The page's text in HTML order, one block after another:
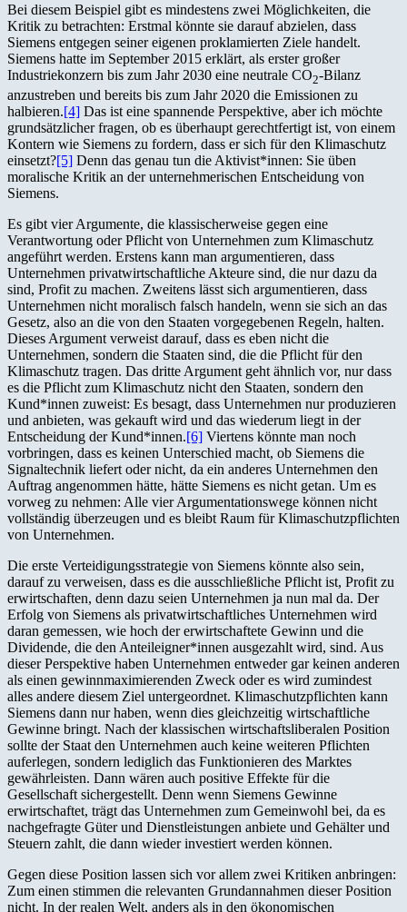
Bei diesem Beispiel gibt es mindestens zwei Möglichkeiten, die
Kritik zu betrachten: Erstmal könnte sie darauf abzielen, dass
Siemens entgegen seiner eigenen proklamierten Ziele handelt.
Siemens hatte im September 2015 erklärt, als erster großer
Industriekonzern bis zum Jahr 2030 eine neutrale CO2-Bilanz
anzustreben und bereits bis zum Jahr 2020 die Emissionen zu
halbieren.[4] Das ist eine spannende Perspektive, aber ich möchte
grundsätzlicher fragen, ob es überhaupt gerechtfertigt ist, von einem
Kontern wie Siemens zu fordern, dass er sich für den Klimaschutz
einsetzt?[5] Denn das genau tun die Aktivist*innen: Sie üben
moralische Kritik an der unternehmerischen Entscheidung von
Siemens.
Es gibt vier Argumente, die klassischerweise gegen eine
Verantwortung oder Pflicht von Unternehmen zum Klimaschutz
angeführt werden. Erstens kann man argumentieren, dass
Unternehmen privatwirtschaftliche Akteure sind, die nur dazu da
sind, Profit zu machen. Zweitens lässt sich argumentieren, dass
Unternehmen nicht moralisch falsch handeln, wenn sie sich an das
Gesetz, also an die von den Staaten vorgegebenen Regeln, halten.
Dieses Argument verweist darauf, dass es eben nicht die
Unternehmen, sondern die Staaten sind, die die Pflicht für den
Klimaschutz tragen. Das dritte Argument geht ähnlich vor, nur dass
es die Pflicht zum Klimaschutz nicht den Staaten, sondern den
Kund*innen zuweist: Es besagt, dass Unternehmen nur produzieren
und anbieten, was gekauft wird und das wiederum liegt in der
Entscheidung der Kund*innen.[6] Viertens könnte man noch
vorbringen, dass es keinen Unterschied macht, ob Siemens die
Signaltechnik liefert oder nicht, da ein anderes Unternehmen den
Auftrag angenommen hätte, hätte Siemens es nicht getan. Um es
vorweg zu nehmen: Alle vier Argumentationswege können nicht
vollständig überzeugen und es bleibt Raum für Klimaschutzpflichten
von Unternehmen.
Die erste Verteidigungsstrategie von Siemens könnte also sein,
darauf zu verweisen, dass es die ausschließliche Pflicht ist, Profit zu
erwirtschaften, denn dazu seien Unternehmen ja nun mal da. Der
Erfolg von Siemens als privatwirtschaftliches Unternehmen wird
daran gemessen, wie hoch der erwirtschaftete Gewinn und die
Dividende, die den Anteileigner*innen ausgezahlt wird, sind. Aus
dieser Perspektive haben Unternehmen entweder gar keinen anderen
als einen gewinnmaximierenden Zweck oder es wird zumindest
alles andere diesem Ziel untergeordnet. Klimaschutzpflichten kann
Siemens dann nur haben, wenn dies gleichzeitig wirtschaftliche
Gewinne bringt. Nach der klassischen wirtschaftsliberalen Position
sollte der Staat den Unternehmen auch keine weiteren Pflichten
auferlegen, sondern lediglich das Funktionieren des Marktes
gewährleisten. Dann wären auch positive Effekte für die
Gesellschaft sichergestellt. Denn wenn Siemens Gewinne
erwirtschaftet, trägt das Unternehmen zum Gemeinwohl bei, da es
nachgefragte Güter und Dienstleistungen anbiete und Gehälter und
Steuern zahlt, die dann wieder investiert werden können.
Gegen diese Position lassen sich vor allem zwei Kritiken anbringen:
Zum einen stimmen die relevanten Grundannahmen dieser Position
nicht. In der realen Welt, anders als in den ökonomischen